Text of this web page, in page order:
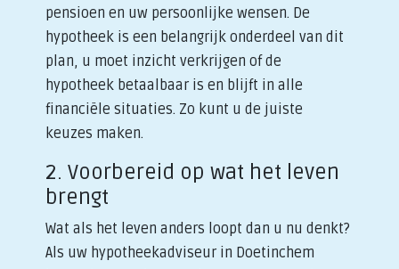
pensioen en uw persoonlijke wensen. De
hypotheek is een belangrijk onderdeel van dit
plan, u moet inzicht verkrijgen of de
hypotheek betaalbaar is en blijft in alle
financiële situaties. Zo kunt u de juiste
keuzes maken.
2. Voorbereid op wat het leven
brengt
Wat als het leven anders loopt dan u nu denkt?
Als uw hypotheekadviseur in Doetinchem